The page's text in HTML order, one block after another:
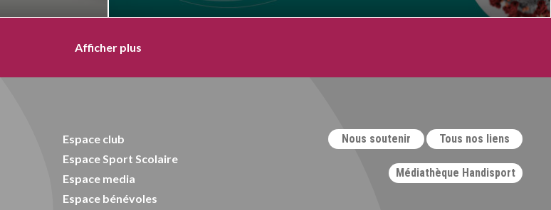
Afficher plus
Espace club
Espace Sport Scolaire
Espace media
Espace bénévoles
Nous soutenir Tous nos liens
Médiathèque Handisport